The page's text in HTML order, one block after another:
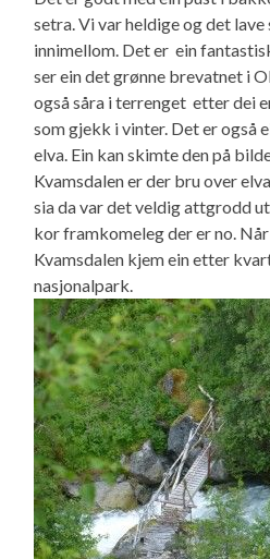
setra. Vi var heldige og det
innimellom. Det er ein
ser ein det grønne brevatnet i
også såra i terrenget etter dei
som gjekk i vinter. Det er også
elva. Ein kan skimte den på
Kvamsdalen er der bru over
sia da var det veldig attgrodd
kor framkomeleg der er no.
Kvamsdalen kjem ein etter
nasjonalpark.